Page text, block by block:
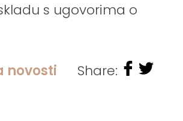
s ugovorima o
novosti Share: